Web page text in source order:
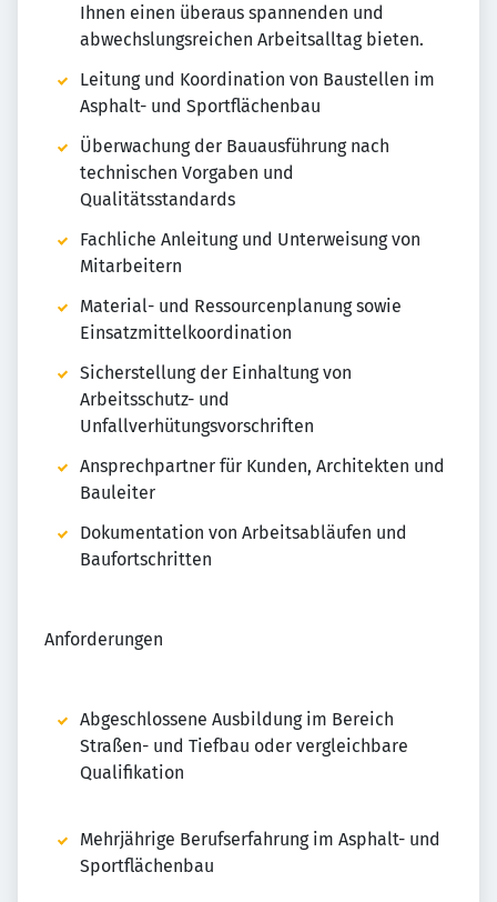
Ihnen einen überaus spannenden und
abwechslungsreichen Arbeitsalltag bieten.
Leitung und Koordination von Baustellen im
Asphalt- und Sportflächenbau
Überwachung der Bauausführung nach
technischen Vorgaben und
Qualitätsstandards
Fachliche Anleitung und Unterweisung von
Mitarbeitern
Material- und Ressourcenplanung sowie
Einsatzmittelkoordination
Sicherstellung der Einhaltung von
Arbeitsschutz- und
Unfallverhütungsvorschriften
Ansprechpartner für Kunden, Architekten und
Bauleiter
Dokumentation von Arbeitsabläufen und
Baufortschritten
Anforderungen
Abgeschlossene Ausbildung im Bereich
Straßen- und Tiefbau oder vergleichbare
Qualifikation
Mehrjährige Berufserfahrung im Asphalt- und
Sportflächenbau